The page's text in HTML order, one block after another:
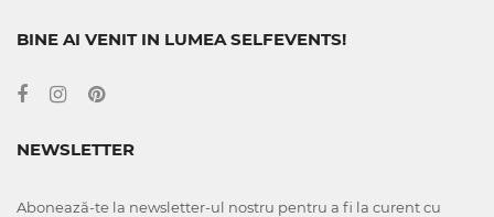
BINE AI VENIT IN LUMEA SELFEVENTS!
NEWSLETTER
Abonează-te la newsletter-ul nostru pentru a fi la curent cu